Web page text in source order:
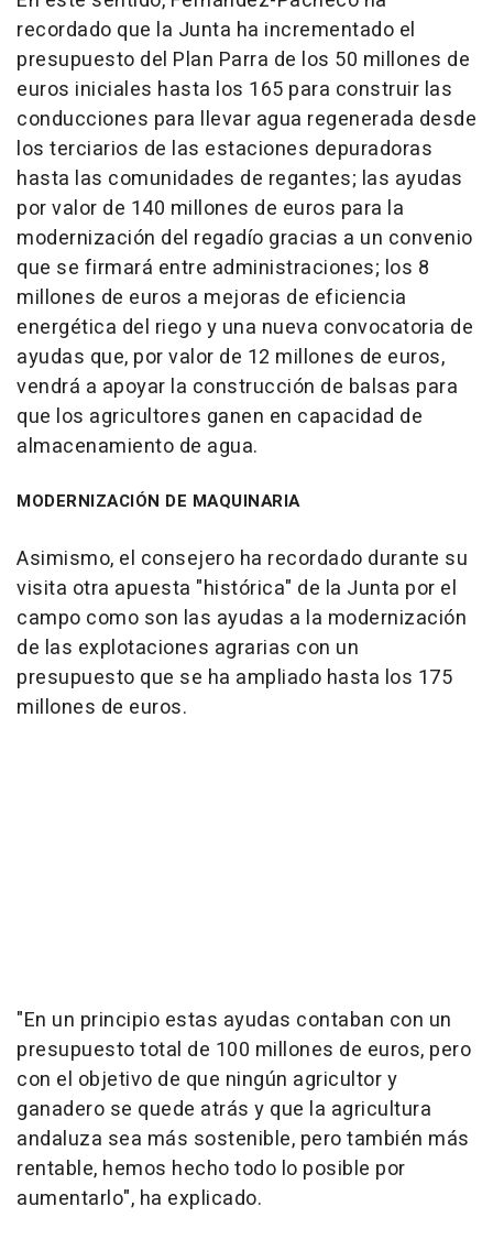
recordado que la Junta ha incrementado el
presupuesto del Plan Parra de los 50 millones de
euros iniciales hasta los 165 para construir las
conducciones para llevar agua regenerada desde
los terciarios de las estaciones depuradoras
hasta las comunidades de regantes; las ayudas
por valor de 140 millones de euros para la
modernización del regadío gracias a un convenio
que se firmará entre administraciones; los 8
millones de euros a mejoras de eficiencia
energética del riego y una nueva convocatoria de
ayudas que, por valor de 12 millones de euros,
vendrá a apoyar la construcción de balsas para
que los agricultores ganen en capacidad de
almacenamiento de agua.
MODERNIZACIÓN DE MAQUINARIA
Asimismo, el consejero ha recordado durante su
visita otra apuesta "histórica" de la Junta por el
campo como son las ayudas a la modernización
de las explotaciones agrarias con un
presupuesto que se ha ampliado hasta los 175
millones de euros.
"En un principio estas ayudas contaban con un
presupuesto total de 100 millones de euros, pero
con el objetivo de que ningún agricultor y
ganadero se quede atrás y que la agricultura
andaluza sea más sostenible, pero también más
rentable, hemos hecho todo lo posible por
aumentarlo", ha explicado.